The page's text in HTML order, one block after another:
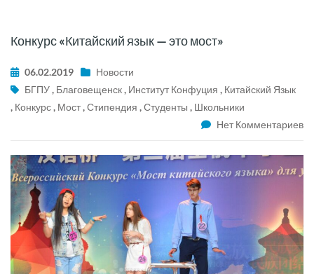
Конкурс «Китайский язык — это мост»
06.02.2019
Новости
БГПУ, Благовещенск, Институт Конфуция , Китайский Язык
, Конкурс, Мост,Стипендия ,Студенты , Школьники
Нет Комментариев